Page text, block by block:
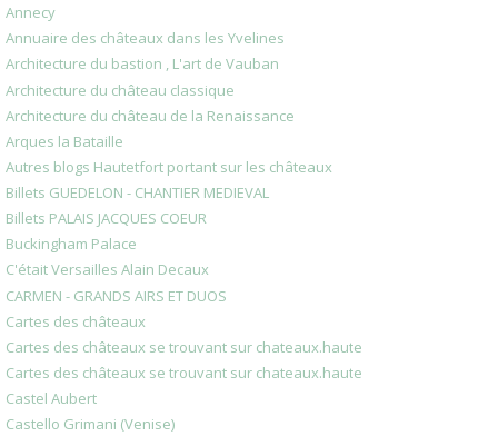
Annecy
Annuaire des châteaux dans les Yvelines
Architecture du bastion , L'art de Vauban
Architecture du château classique
Architecture du château de la Renaissance
Arques la Bataille
Autres blogs Hautetfort portant sur les châteaux
Billets GUEDELON - CHANTIER MEDIEVAL
Billets PALAIS JACQUES COEUR
Buckingham Palace
C'était Versailles Alain Decaux
CARMEN - GRANDS AIRS ET DUOS
Cartes des châteaux
Cartes des châteaux se trouvant sur chateaux.haute
Cartes des châteaux se trouvant sur chateaux.haute
Castel Aubert
Castello Grimani (Venise)